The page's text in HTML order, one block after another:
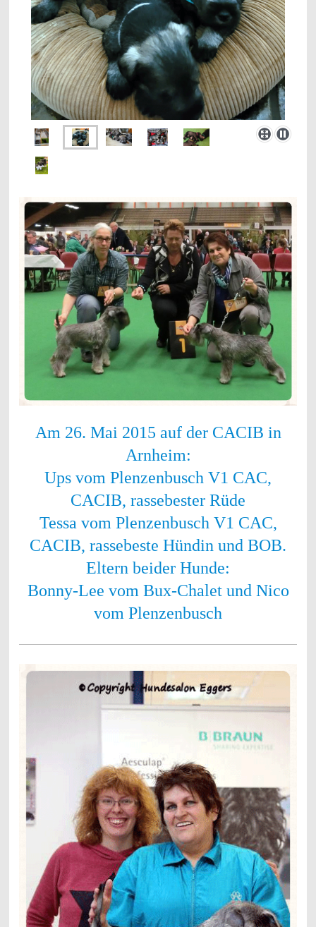
Am 26. Mai 2015 auf der CACIB in
Arnheim:
Ups vom Plenzenbusch V1 CAC,
CACIB, rassebester Rüde
Tessa vom Plenzenbusch V1 CAC,
CACIB, rassebeste Hündin und BOB.
Eltern beider Hunde:
Bonny-Lee vom Bux-Chalet und Nico
vom Plenzenbusch